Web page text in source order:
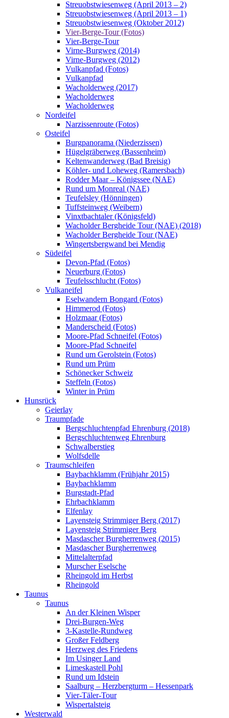
Streuobstwiesenweg (April 2013 – 2)
Streuobstwiesenweg (April 2013 – 1)
Streuobstwiesenweg (Oktober 2012)
Vier-Berge-Tour (Fotos)
Vier-Berge-Tour
Virne-Burgweg (2014)
Virne-Burgweg (2012)
Vulkanpfad (Fotos)
Vulkanpfad
Wacholderweg (2017)
Wacholderweg
Wacholderweg
Nordeifel
Narzissenroute (Fotos)
Osteifel
Burgpanorama (Niederzissen)
Hügelgräberweg (Bassenheim)
Keltenwanderweg (Bad Breisig)
Köhler- und Loheweg (Ramersbach)
Rodder Maar – Königssee (NAE)
Rund um Monreal (NAE)
Teufelsley (Hönningen)
Tuffsteinweg (Weibern)
Vinxtbachtaler (Königsfeld)
Wacholder Bergheide Tour (NAE) (2018)
Wacholder Bergheide Tour (NAE)
Wingertsbergwand bei Mendig
Südeifel
Devon-Pfad (Fotos)
Neuerburg (Fotos)
Teufelsschlucht (Fotos)
Vulkaneifel
Eselwandern Bongard (Fotos)
Himmerod (Fotos)
Holzmaar (Fotos)
Manderscheid (Fotos)
Moore-Pfad Schneifel (Fotos)
Moore-Pfad Schneifel
Rund um Gerolstein (Fotos)
Rund um Prüm
Schönecker Schweiz
Steffeln (Fotos)
Winter in Prüm
Hunsrück
Geierlay
Traumpfade
Bergschluchtenpfad Ehrenburg (2018)
Bergschluchtenweg Ehrenburg
Schwalberstieg
Wolfsdelle
Traumschleifen
Baybachklamm (Frühjahr 2015)
Baybachklamm
Burgstadt-Pfad
Ehrbachklamm
Elfenlay
Layensteig Strimmiger Berg (2017)
Layensteig Strimmiger Berg
Masdascher Burgherrenweg (2015)
Masdascher Burgherrenweg
Mittelalterpfad
Murscher Eselsche
Rheingold im Herbst
Rheingold
Taunus
Taunus
An der Kleinen Wisper
Drei-Burgen-Weg
3-Kastelle-Rundweg
Großer Feldberg
Herzweg des Friedens
Im Usinger Land
Limeskastell Pohl
Rund um Idstein
Saalburg – Herzbergturm – Hessenpark
Vier-Täler-Tour
Wispertalsteig
Westerwald